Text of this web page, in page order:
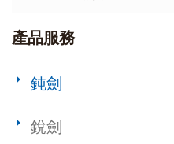
產品服務
鈍劍
銳劍